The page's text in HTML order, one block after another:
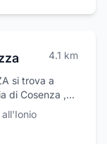
4.1 km
si trova a
di Cosenza ,
sinonimo di
indiscussi
all'Ionio